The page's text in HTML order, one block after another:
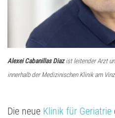
Alexei Cabanillas Diazist leitender Arzt
innerhalb der Medizinischen Klinik am
Die neue Klinik für Geriatrie